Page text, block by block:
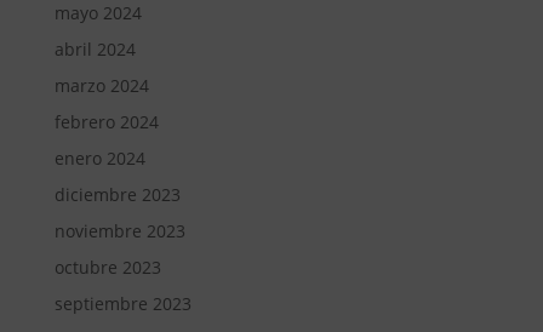
mayo 2024
abril 2024
marzo 2024
febrero 2024
enero 2024
diciembre 2023
noviembre 2023
octubre 2023
septiembre 2023